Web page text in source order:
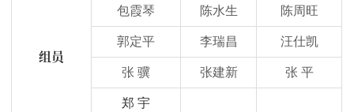
组员
包霞琴 陈水生 陈周旺
郭定平 李瑞昌 汪仕凯
张 骥 张建新 张 平
郑 宇